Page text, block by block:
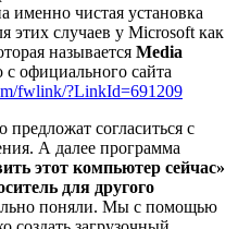
именно чистая установка
этих случаев у Microsoft как
называется Media
официального сайта
fwlink/?LinkId=691209
согласиться с
А далее программа
этот компьютер сейчас»
для другого
поняли. Мы с помощью